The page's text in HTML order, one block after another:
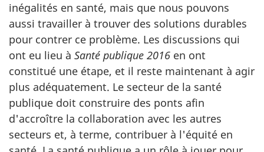
inégalités en santé, mais que nous pouvons
aussi travailler à trouver des solutions durables
pour contrer ce problème. Les discussions qui
ont eu lieu à Santé publique 2016 en ont
constitué une étape, et il reste maintenant à agir
plus adéquatement. Le secteur de la santé
publique doit construire des ponts afin
d'accroître la collaboration avec les autres
secteurs et, à terme, contribuer à l'équité en